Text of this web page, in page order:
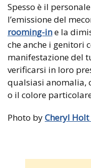
Spesso è il
l’emissione del
rooming-ine la
che anche i genitori
manifestazione del
verificarsi in loro
qualsiasi anomalia,
o il colore
Photo byCheryl